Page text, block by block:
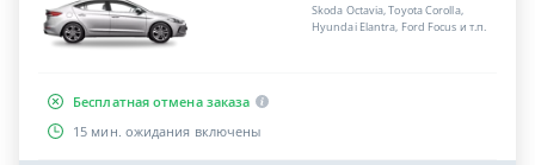
Skoda Octavia, Toyota Corolla,
Hyundai Elantra, Ford Focus и т.п.
Бесплатная отмена заказа
15 мин. ожидания включены